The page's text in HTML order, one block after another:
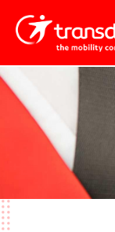
Navegação
CIC
Urbanos